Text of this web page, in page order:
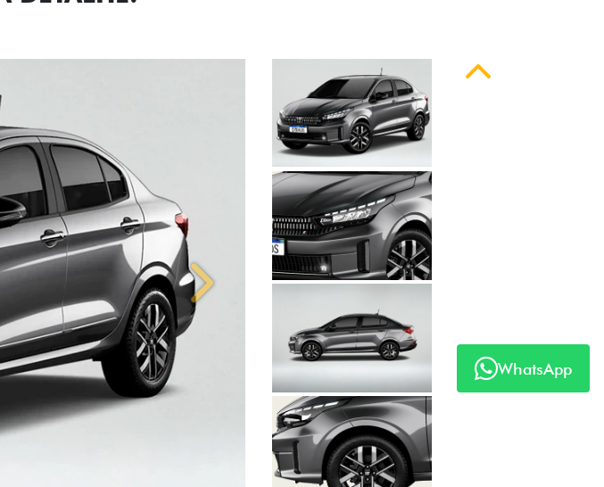
DETALHE!
WhatsApp